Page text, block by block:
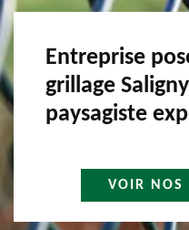
Entreprise
grillage
paysagiste
VOIR NOS